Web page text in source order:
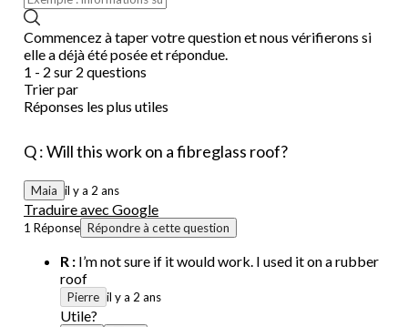
Commencez à taper votre question et nous vérifierons si
elle a déjà été posée et répondue.
1 - 2 sur 2 questions
Trier par
Réponses les plus utiles
Q : Will this work on a fibreglass roof?
Maia il y a 2 ans
Traduire avec Google
1 Réponse Répondre à cette question
R : I’m not sure if it would work. I used it on a rubber
roof
Pierre il y a 2 ans
Utile?